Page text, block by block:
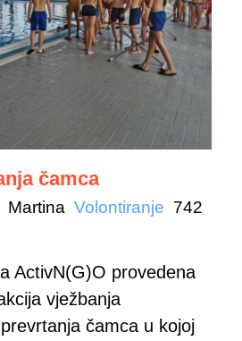
čamca
Martina Volontiranje 742
ActivN(G)O provedena
vježbanja
čamca u kojoj